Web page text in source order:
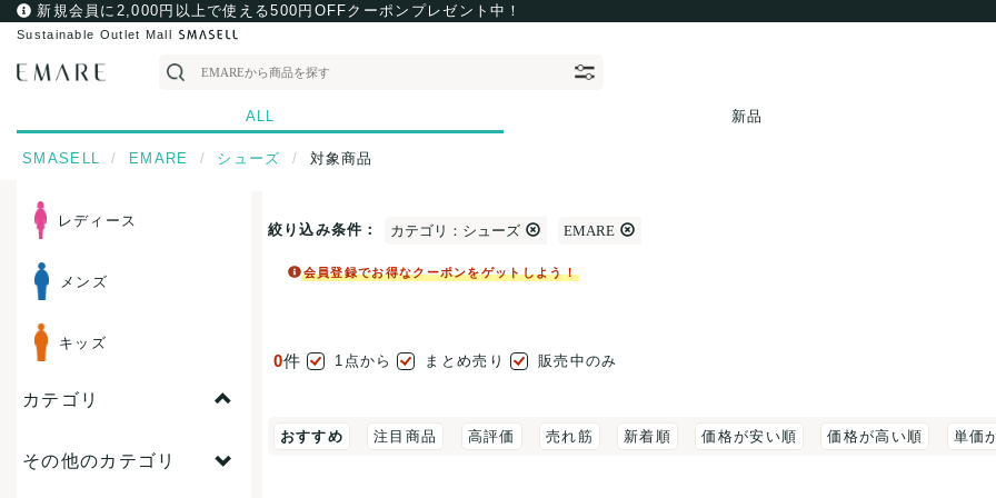
新規会員に2,000円以上で使える500円OFFクーポンプレゼント中！
Sustainable Outlet Mall
ALL 新品
SMASELL EMARE シューズ 対象商品
レディース
メンズ
キッズ
カテゴリ
その他のカテゴリ
絞り込み条件： カテゴリ：シューズ EMARE
会員登録でお得なクーポンをゲットしよう！
0件 1点から まとめ売り 販売中のみ
おすすめ 注目商品 高評価 売れ筋 新着順 価格が安い順 価格が高い順 単価